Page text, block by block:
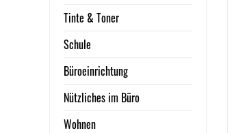
Tinte & Toner
Schule
Büroeinrichtung
Nützliches im Büro
Wohnen